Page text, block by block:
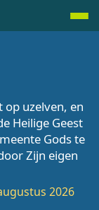
op uzelven, en
Heilige Geest
Gods te
Zijn eigen
2026